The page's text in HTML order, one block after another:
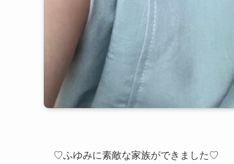
♡ふゆみに素敵な家族ができました♡